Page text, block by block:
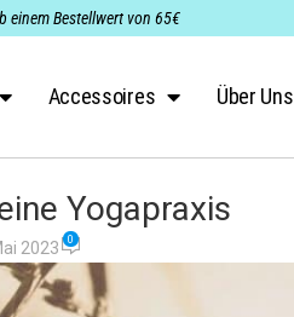
einem Bestellwert von 65€
Accessoires Über Uns
Yogapraxis
2023 0